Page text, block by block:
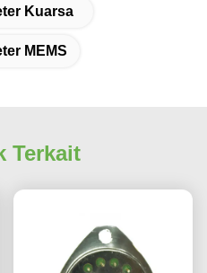
Kuarsa
MEMS
Terkait